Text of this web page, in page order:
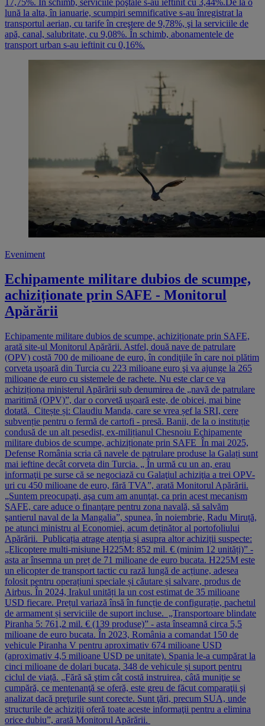
lună la alta, în ianuarie, scumpiri semnificative s-au înregistrat la
transportul aerian, cu tarife în creştere de 9,78%, şi la serviciile de
apă, canal, salubritate, cu 9,08%. În schimb, abonamentele de
transport urban s-au ieftinit cu 0,16%.
Eveniment
Echipamente militare dubios de scumpe,
achiziționate prin SAFE - Monitorul
Apărării
Echipamente militare dubios de scumpe, achiziționate prin SAFE,
arată site-ul Monitorul Apărării. Astfel, două nave de patrulare
(OPV) costă 700 de milioane de euro, în condiţiile în care noi plătim
corveta uşoară din Turcia cu 223 milioane euro şi va ajunge la 265
milioane de euro cu sistemele de rachete. Nu este clar ce va
achiziționa ministerul Apărării sub denumirea de „navă de patrulare
maritimă (OPV)”, dar o corvetă ușoară este, de obicei, mai bine
dotată. Citește și: Claudiu Manda, care se vrea șef la SRI, cere
subvenție pentru o fermă de cartofi - presă. Banii, de la o instituție
condusă de un alt pesedist, ex-milițianul Chesnoiu Echipamente
militare dubios de scumpe, achiziționate prin SAFE În mai 2025,
Defense România scria că navele de patrulare produse la Galați sunt
mai ieftine decât corveta din Turcia. „ În urmă cu un an, erau
informaţii pe surse că se negociază cu Galaţiul achiziţia a trei OPV-
uri cu 450 milioane de euro, fără TVA”, arată Monitorul Apărării.
„Suntem preocupaţi, aşa cum am anunţat, ca prin acest mecanism
SAFE, care aduce o finanţare pentru zona navală, să salvăm
şantierul naval de la Mangalia”, spunea, în noiembrie, Radu Miruță,
pe atunci ministru al Economiei, acum deținător al portofoliului
Apărării. Publicația atrage atenția și asupra altor achiziții suspecte:
„Elicoptere multi-misiune H225M: 852 mil. € (minim 12 unități)” -
asta ar însemna un preț de 71 milioane de euro bucata. H225M este
un elicopter de transport tactic cu rază lungă de acțiune, adesea
folosit pentru operațiuni speciale și căutare și salvare, produs de
Airbus. În 2024, Irakul unități la un cost estimat de 35 milioane
USD fiecare. Prețul variază însă în funcție de configurație, pachetul
de armament și serviciile de suport incluse. „Transportoare blindate
Piranha 5: 761,2 mil. € (139 produse)” - asta înseamnă circa 5,5
milioane de euro bucata. În 2023, România a comandat 150 de
vehicule Piranha V pentru aproximativ 674 milioane USD
(aproximativ 4,5 milioane USD pe unitate). Spania le-a cumpărat la
cinci milioane de dolari bucata, 348 de vehicule și suport pentru
ciclul de viață. „Fără să ştim cât costă instruirea, câtă muniţie se
cumpără, ce mentenanţă se oferă, este greu de făcut comparaţii şi
analizat dacă preţurile sunt corecte. Sunt ţări, precum SUA, unde
structurile de achiziţii oferă toate aceste informaţii pentru a elimina
orice dubiu”, arată Monitorul Apărării.